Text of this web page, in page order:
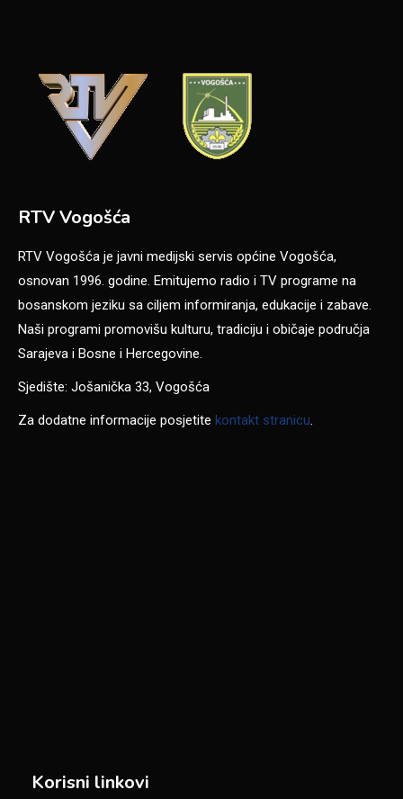
RTV Vogošća
RTV Vogošća je javni medijski servis općine Vogošća,
osnovan 1996. godine. Emitujemo radio i TV programe na
bosanskom jeziku sa ciljem informiranja, edukacije i zabave.
Naši programi promovišu kulturu, tradiciju i običaje područja
Sarajeva i Bosne i Hercegovine.
Sjedište: Jošanička 33, Vogošća
Za dodatne informacije posjetite kontakt stranicu.
Korisni linkovi